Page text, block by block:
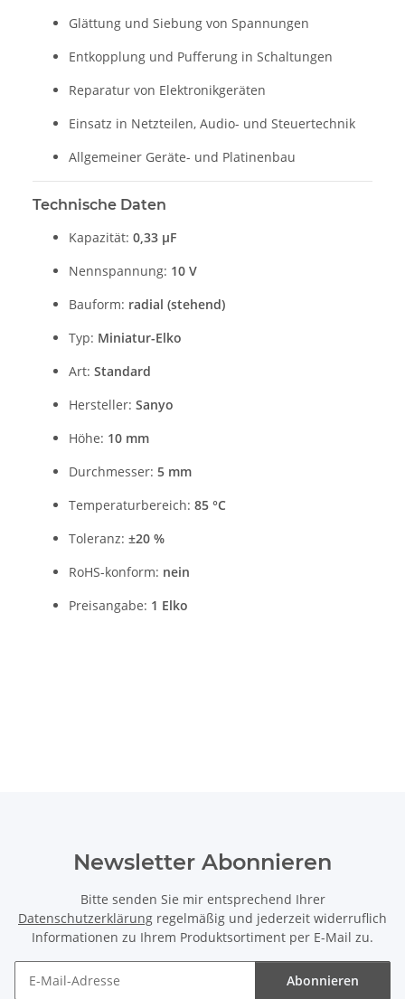
Glättung und Siebung von Spannungen
Entkopplung und Pufferung in Schaltungen
Reparatur von Elektronikgeräten
Einsatz in Netzteilen, Audio- und Steuertechnik
Allgemeiner Geräte- und Platinenbau
Technische Daten
Kapazität: 0,33 µF
Nennspannung: 10 V
Bauform: radial (stehend)
Typ: Miniatur-Elko
Art: Standard
Hersteller: Sanyo
Höhe: 10 mm
Durchmesser: 5 mm
Temperaturbereich: 85 °C
Toleranz: ±20 %
RoHS-konform: nein
Preisangabe: 1 Elko
Newsletter Abonnieren
Bitte senden Sie mir entsprechend Ihrer
Datenschutzerklärung regelmäßig und jederzeit widerruflich
Informationen zu Ihrem Produktsortiment per E-Mail zu.
Abonnieren